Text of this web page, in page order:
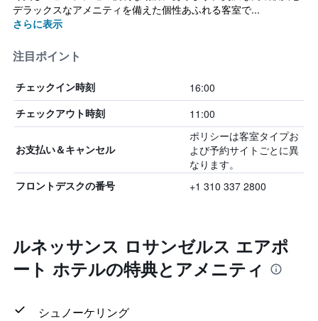
デラックスなアメニティを備えた個性あふれる客室で...
さらに表示
注目ポイント
チェックイン時刻 16:00
チェックアウト時刻 11:00
お支払い＆キャンセル
ポリシーは客室タイプお
よび予約サイトごとに異
なります。
フロントデスクの番号 +1 310 337 2800
ルネッサンス ロサンゼルス エアポ
ート ホテルの特典とアメニティ
シュノーケリング